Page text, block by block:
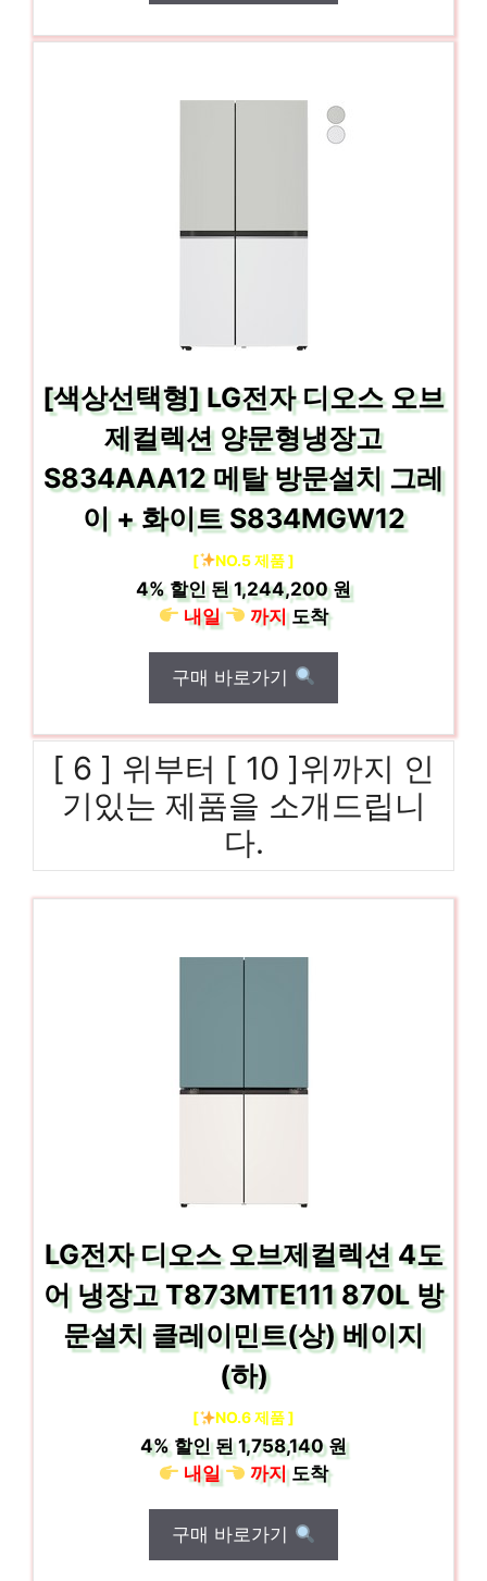
[색상선택형] LG전자 디오스 오브
제컬렉션 양문형냉장고
S834AAA12 메탈 방문설치 그레
이 + 화이트 S834MGW12
[ NO.5 제품 ]
4% 할인 된1,244,200 원
내일
까지도착
구매 바로가기
[ 6 ] 위부터 [ 10 ]위까지 인
기있는 제품을 소개드립니
다.
LG전자 디오스 오브제컬렉션 4도
어 냉장고 T873MTE111 870L 방
문설치 클레이민트(상) 베이지
(하)
[ NO.6 제품 ]
4%할인 된1,758,140 원
내일
까지도착
구매 바로가기